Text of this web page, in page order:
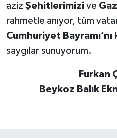
aziz Şehitlerimizi ve
rahmetle anıyor, tüm
Cumhuriyet Bayramı’nı
saygılar sunuyorum.
Furkan
Beykoz Balık